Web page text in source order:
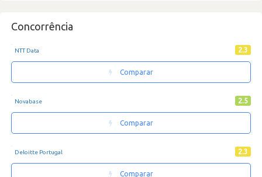
Concorrência
NTT Data 2.3
Comparar
Novabase 2.5
Comparar
Deloitte Portugal 2.3
Comparar